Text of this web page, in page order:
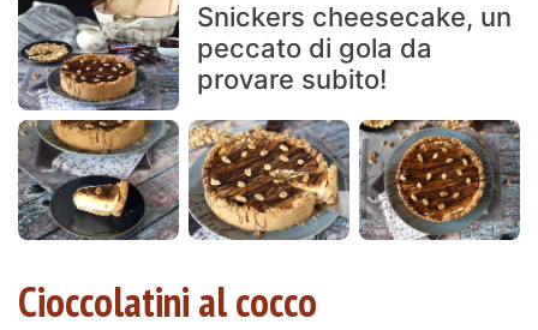
Snickers cheesecake, un
peccato di gola da
provare subito!
Cioccolatini al cocco